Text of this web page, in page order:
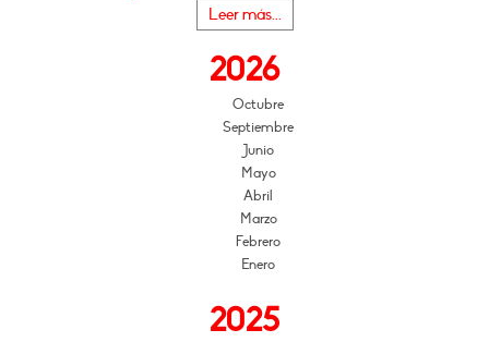
Leer más...
2026
Octubre
Septiembre
Junio
Mayo
Abril
Marzo
Febrero
Enero
2025